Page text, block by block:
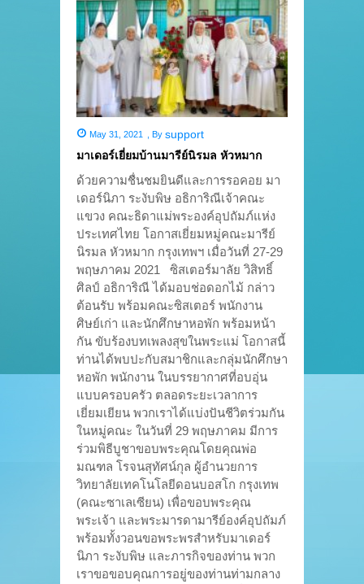
May 31, 2021 By support
มาเดอร์เยี่ยมบ้านมารีย์นิรมล หัวหมาก
ด้วยความชื่นชมยินดีและการรอคอย มา
เดอร์นิภา ระงับพิษ อธิการิณีเจ้าคณะ
แขวง คณะธิดาแม่พระองค์อุปถัมภ์แห่ง
ประเทศไทย โอกาสเยี่ยมหมู่คณะมารีย์
นิรมล หัวหมาก กรุงเทพฯ เมื่อวันที่ 27-29
พฤษภาคม 2021 ซิสเตอร์มาลัย วิสิทธิ์
ศิลป์ อธิการิณี ได้มอบช่อดอกไม้ กล่าว
ต้อนรับ พร้อมคณะซิสเตอร์ พนักงาน
ศิษย์เก่า และนักศึกษาหอพัก พร้อมหน้า
กัน ขับร้องบทเพลงสุขในพระแม่ โอกาสนี้
ท่านได้พบปะกับสมาชิกและกลุ่มนักศึกษา
หอพัก พนักงาน ในบรรยากาศที่อบอุ่น
แบบครอบครัว ตลอดระยะเวลาการ
เยี่ยมเยียน พวกเราได้แบ่งปันชีวิตร่วมกัน
ในหมู่คณะ ในวันที่ 29 พฤษภาคม มีการ
ร่วมพิธีบูชาขอบพระคุณโดยคุณพ่อ
มณฑล โรจนสุทัศน์กุล ผู้อำนวยการ
วิทยาลัยเทคโนโลยีดอนบอสโก กรุงเทพ
(คณะซาเลเซียน) เพื่อขอบพระคุณ
พระเจ้า และพระมารดามารีย์องค์อุปถัมภ์
พร้อมทั้งวอนขอพระพรสำหรับมาเดอร์
นิภา ระงับพิษ และภารกิจของท่าน พวก
เราขอขอบคุณการอยู่ของท่านท่ามกลาง